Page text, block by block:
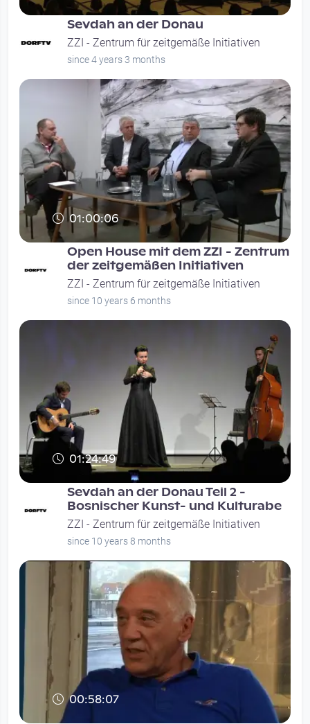
Kunst- und Kulturabend
Sevdah an der Donau
ZZI - Zentrum für zeitgemäße Initiativen
since 4 years 3 months
01:00:06
Open House mit dem ZZI - Zentrum
der zeitgemäßen Initiativen
ZZI - Zentrum für zeitgemäße Initiativen
since 10 years 6 months
01:24:49
Sevdah an der Donau Teil 2 -
Bosnischer Kunst- und Kulturabe
ZZI - Zentrum für zeitgemäße Initiativen
since 10 years 8 months
00:58:07